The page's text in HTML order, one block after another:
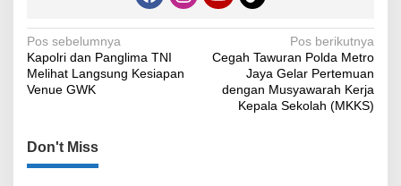
Navigasi
pos
Pos sebelumnya
Kapolri dan Panglima TNI
Melihat Langsung Kesiapan
Venue GWK
Pos berikutnya
Cegah Tawuran Polda Metro
Jaya Gelar Pertemuan
dengan Musyawarah Kerja
Kepala Sekolah (MKKS)
Don't Miss